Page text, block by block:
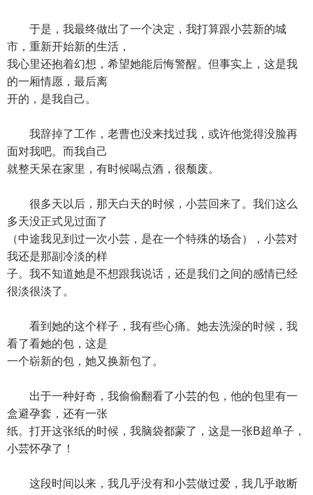
于是，我最终做出了一个决定，我打算跟小芸新的城
市，重新开始新的生活，
我心里还抱着幻想，希望她能后悔警醒。但事实上，这是我
的一厢情愿，最后离
开的，是我自己。
我辞掉了工作，老曹也没来找过我，或许他觉得没脸再
面对我吧。而我自己
就整天呆在家里，有时候喝点酒，很颓废。
很多天以后，那天白天的时候，小芸回来了。我们这么
多天没正式见过面了
（中途我见到过一次小芸，是在一个特殊的场合），小芸对
我还是那副冷淡的样
子。我不知道她是不想跟我说话，还是我们之间的感情已经
很淡很淡了。
看到她的这个样子，我有些心痛。她去洗澡的时候，我
看了看她的包，这是
一个崭新的包，她又换新包了。
出于一种好奇，我偷偷翻看了小芸的包，他的包里有一
盒避孕套，还有一张
纸。打开这张纸的时候，我脑袋都蒙了，这是一张B超单子，
小芸怀孕了！
这段时间以来，我几乎没有和小芸做过爱，我几乎敢断